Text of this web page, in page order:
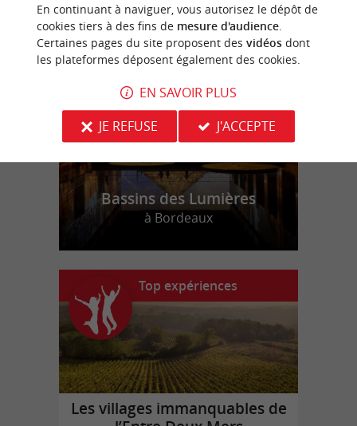
n
o
t
r
e
c
o
u
p
d
e
c
o
e
u
r
Bassins des Lumières
à Bordeaux
Top expériences
Les villages immanquables de
En continuant à naviguer, vous autorisez le dépôt de
cookies tiers à des fins de mesure d'audience.
Certaines pages du site proposent des vidéosdont
les plateformes déposent également des cookies.
EN SAVOIR PLUS
JE REFUSE
J'ACCEPTE